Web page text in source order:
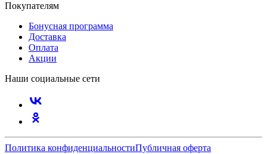
Покупателям
Бонусная программа
Доставка
Оплата
Акции
Наши социальные сети
Политика конфиденциальностиПубличная оферта